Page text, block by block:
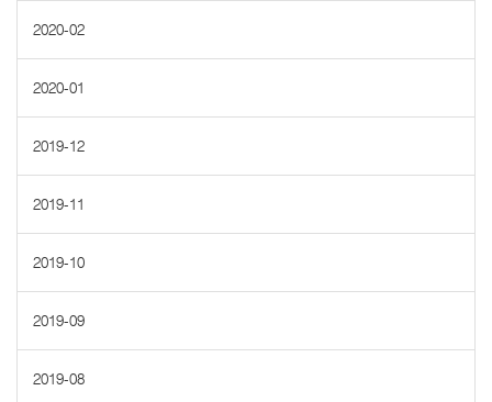
2020-02
2020-01
2019-12
2019-11
2019-10
2019-09
2019-08